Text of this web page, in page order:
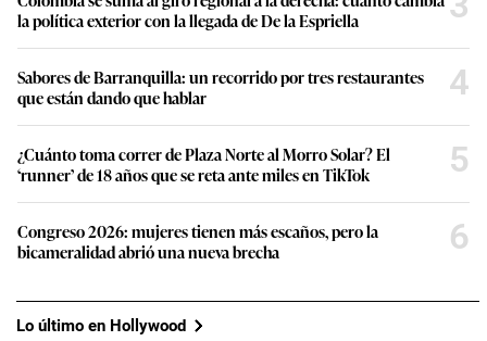
la política exterior con la llegada de De la Espriella
Sabores de Barranquilla: un recorrido por tres restaurantes
que están dando que hablar
4
¿Cuánto toma correr de Plaza Norte al Morro Solar? El
‘runner’ de 18 años que se reta ante miles en TikTok
5
Congreso 2026: mujeres tienen más escaños, pero la
bicameralidad abrió una nueva brecha
6
Lo último en Hollywood